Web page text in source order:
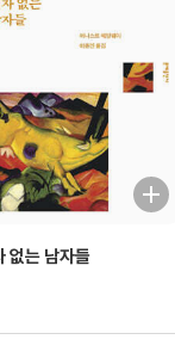
없는 남자들